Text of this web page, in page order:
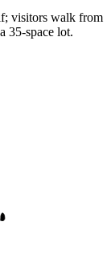
visitors walk from
35-space lot.